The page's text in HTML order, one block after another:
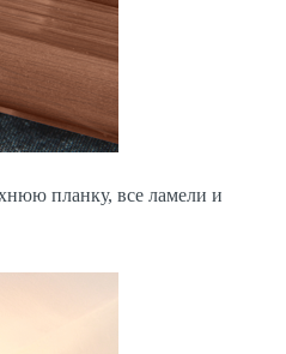
планку, все ламели и